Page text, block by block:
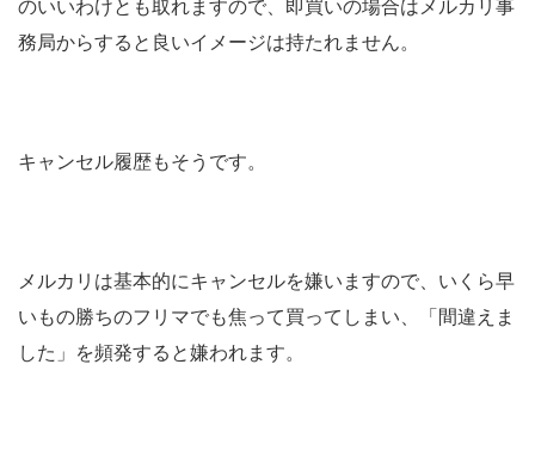
のいいわけとも取れますので、即買いの場合はメルカリ事
務局からすると良いイメージは持たれません。
キャンセル履歴もそうです。
メルカリは基本的にキャンセルを嫌いますので、いくら早
いもの勝ちのフリマでも焦って買ってしまい、「間違えま
した」を頻発すると嫌われます。